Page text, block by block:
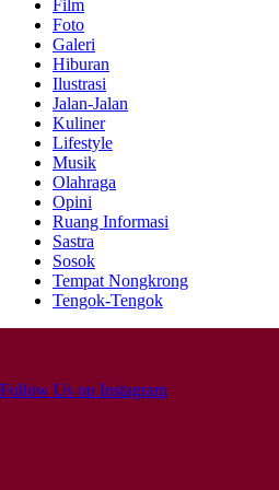
Film
Foto
Galeri
Hiburan
Ilustrasi
Jalan-Jalan
Kuliner
Lifestyle
Musik
Olahraga
Opini
Ruang Informasi
Sastra
Sosok
Tempat Nongkrong
Tengok-Tengok
Follow Us on Instagram